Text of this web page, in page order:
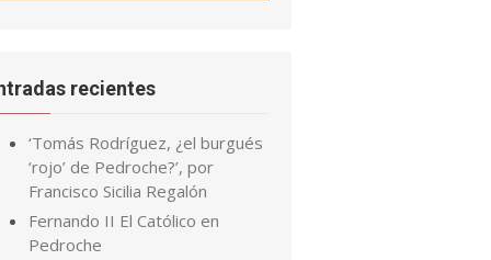
recientes
‘Tomás Rodríguez, ¿el burgués
‘rojo’ de Pedroche?’, por
Francisco Sicilia Regalón
Fernando II El Católico en
Pedroche